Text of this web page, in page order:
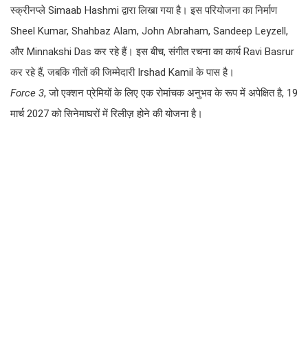
स्क्रीनप्ले Simaab Hashmi द्वारा लिखा गया है। इस परियोजना का निर्माण
Sheel Kumar, Shahbaz Alam, John Abraham, Sandeep Leyzell,
और Minnakshi Das कर रहे हैं। इस बीच, संगीत रचना का कार्य Ravi Basrur
कर रहे हैं, जबकि गीतों की जिम्मेदारी Irshad Kamil के पास है।
Force 3, जो एक्शन प्रेमियों के लिए एक रोमांचक अनुभव के रूप में अपेक्षित है, 19
मार्च 2027 को सिनेमाघरों में रिलीज़ होने की योजना है।